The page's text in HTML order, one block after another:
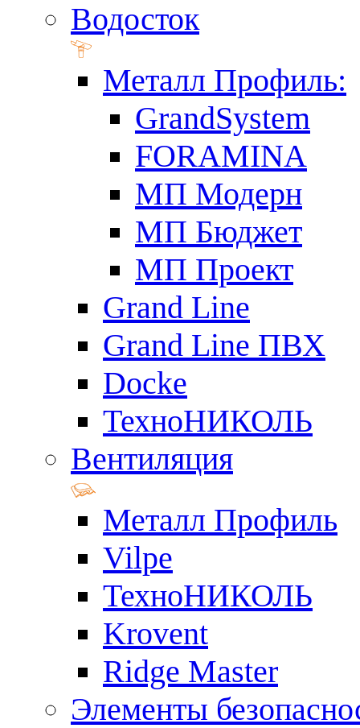
Водосток
Металл Профиль:
GrandSystem
FORAMINA
МП Модерн
МП Бюджет
МП Проект
Grand Line
Grand Line ПВХ
Docke
ТехноНИКОЛЬ
Вентиляция
Металл Профиль
Vilpe
ТехноНИКОЛЬ
Krovent
Ridge Master
Элементы